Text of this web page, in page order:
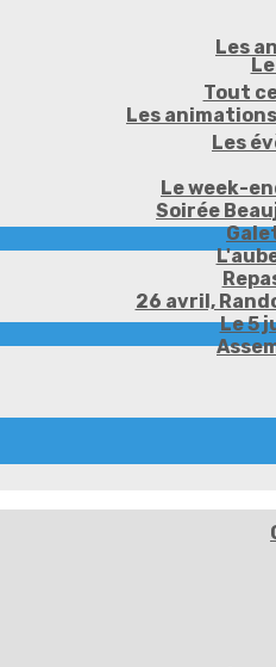
Les
Tout
Les
Les
Le week-
Soirée
26 avril,
Le 5